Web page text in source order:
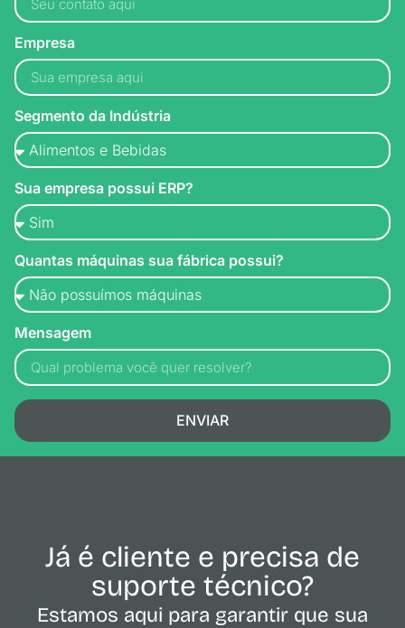
Empresa
Segmento da Indústria
Sua empresa possui ERP?
Quantas máquinas sua fábrica possui?
Mensagem
ENVIAR
Já é cliente e precisa de
suporte técnico?
Estamos aqui para garantir que sua